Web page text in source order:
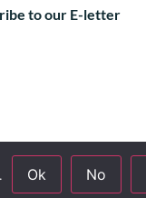
to our E-letter
© 2024 StreetNet
Ok No